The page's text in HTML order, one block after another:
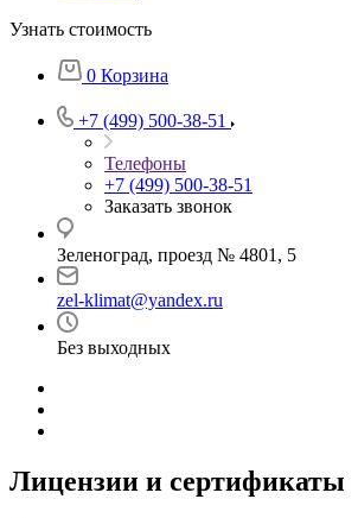
Узнать стоимость
0 Корзина
+7 (499) 500-38-51
Телефоны
+7 (499) 500-38-51
Заказать звонок
Зеленоград, проезд № 4801, 5
zel-klimat@yandex.ru
Без выходных
Лицензии и сертификаты